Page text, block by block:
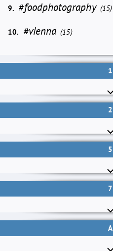
9. #foodphotography (15)
10. #vienna (15)
1
2
5
7
A